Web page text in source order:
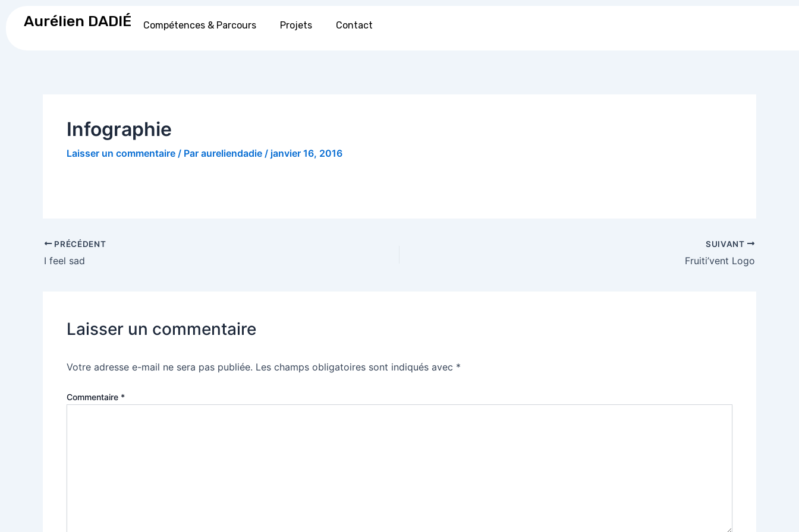
Aurélien DADIÉ Compétences & Parcours Projets Contact
Infographie
Laisser un commentaire / Par aureliendadie / janvier 16, 2016
des
PRÉCÉDENT
I feel sad
SUIVANT
Fruiti’vent Logo
Laisser un commentaire
Votre adresse e-mail ne sera pas publiée. Les champs obligatoires sont indiqués avec *
Commentaire *